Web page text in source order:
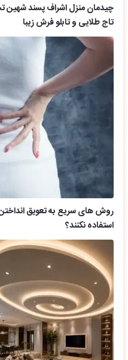
چیدمان منزل اشراف پسند شهین
تاج طلایی و تابلو فرش زیبا
روش های سریع به تعویق
استفاده نکنند؟